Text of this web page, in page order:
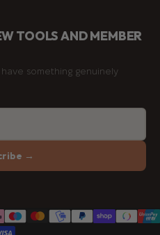
TOOLS AND MEMBER
something genuinely
→